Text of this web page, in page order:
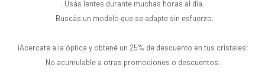
. Usás lentes durante muchas horas al día.
. Buscás un modelo que se adapte sin esfuerzo.
¡Acercate a la óptica y obtené un 25% de descuento en tus cristales!
No acumulable a otras promociones o descuentos.